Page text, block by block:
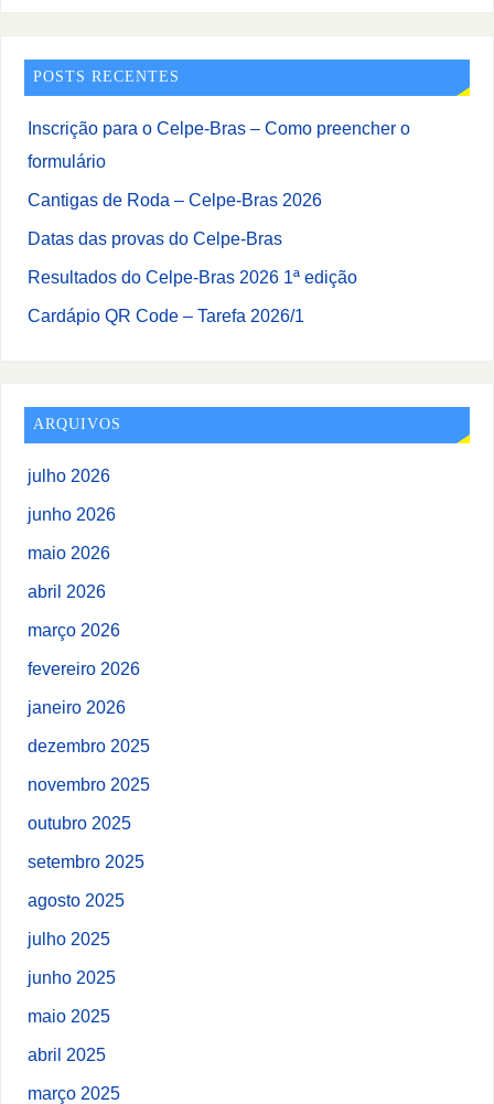
POSTS RECENTES
Inscrição para o Celpe-Bras – Como preencher o
formulário
Cantigas de Roda – Celpe-Bras 2026
Datas das provas do Celpe-Bras
Resultados do Celpe-Bras 2026 1ª edição
Cardápio QR Code – Tarefa 2026/1
ARQUIVOS
julho 2026
junho 2026
maio 2026
abril 2026
março 2026
fevereiro 2026
janeiro 2026
dezembro 2025
novembro 2025
outubro 2025
setembro 2025
agosto 2025
julho 2025
junho 2025
maio 2025
abril 2025
março 2025